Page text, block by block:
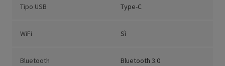
Tipo USB Type-C
WiFi Sì
Bluetooth Bluetooth 3.0